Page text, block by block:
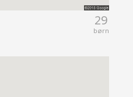
29
børn